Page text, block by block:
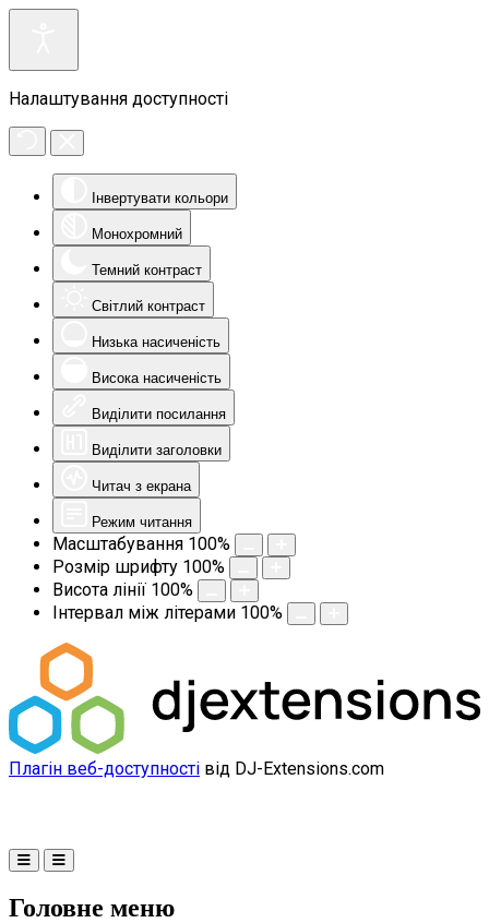
Налаштування доступності
Інвертувати кольори
Монохромний
Темний контраст
Світлий контраст
Низька насиченість
Висока насиченість
Виділити посилання
Виділити заголовки
Читач з екрана
Режим читання
Масштабування 100%
Розмір шрифту 100%
Висота лінії 100%
Інтервал між літерами 100%
Плагін веб-доступності від DJ-Extensions.com
Головне меню